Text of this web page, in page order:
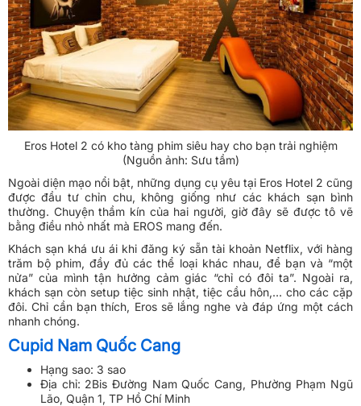
Eros Hotel 2 có kho tàng phim siêu hay cho bạn trải nghiệm
(Nguồn ảnh: Sưu tầm)
Ngoài diện mạo nổi bật, những dụng cụ yêu tại Eros Hotel 2 cũng
được đầu tư chỉn chu, không giống như các khách sạn bình
thường. Chuyện thầm kín của hai người, giờ đây sẽ được tô vẽ
bằng điều nhỏ nhất mà EROS mang đến.
Khách sạn khá ưu ái khi đăng ký sẵn tài khoản Netflix, với hàng
trăm bộ phim, đầy đủ các thể loại khác nhau, để bạn và “một
nửa” của mình tận hưởng cảm giác “chỉ có đôi ta”. Ngoài ra,
khách sạn còn setup tiệc sinh nhật, tiệc cầu hôn,… cho các cặp
đôi. Chỉ cần bạn thích, Eros sẽ lắng nghe và đáp ứng một cách
nhanh chóng.
Cupid Nam Quốc Cang
Hạng sao: 3 sao
Địa chỉ: 2Bis Đường Nam Quốc Cang, Phường Phạm Ngũ
Lão, Quận 1, TP Hồ Chí Minh